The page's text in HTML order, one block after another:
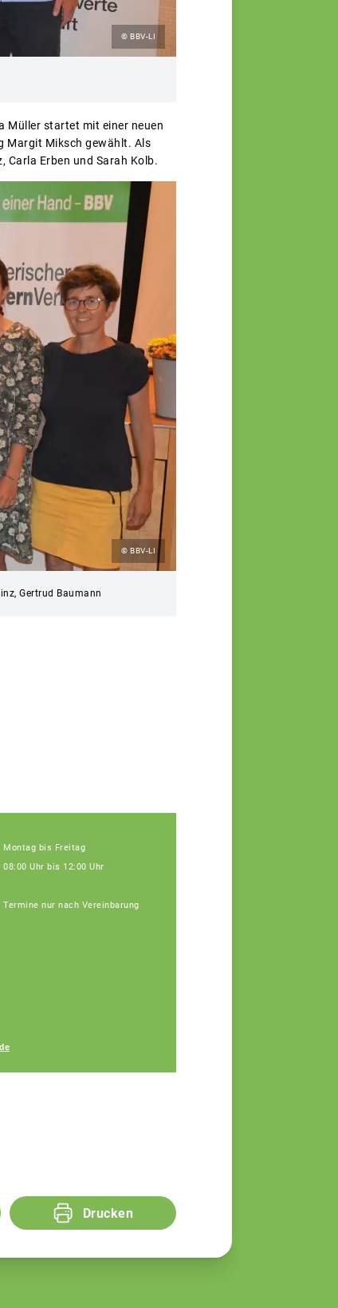
© BBV-LI
Müller startet mit einer neuen
Margit Miksch gewählt. Als
Carla Erben und Sarah Kolb.
© BBV-LI
Gertrud Baumann
Montag bis Freitag
08:00 Uhr bis 12:00 Uhr
Termine nur nach Vereinbarung
Drucken